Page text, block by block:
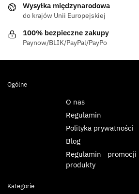
Wysyłka międzynarodowa
do krajów Unii Europejskiej
100% bezpieczne zakupy
Paynow/BLIK/PayPal/PayPo
Ogólne
O nas
Regulamin
Polityka prywatności
Blog
Regulamin
produkty
Kategorie